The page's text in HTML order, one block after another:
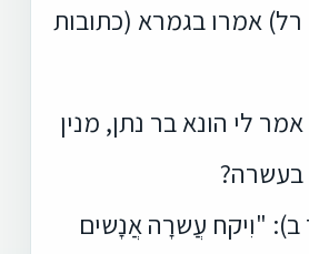
אמרו בגמרא (כתובות
לי הונא בר נתן, מנין
בעשרה?
"וִיקח עֲשרָה אֲנָשים